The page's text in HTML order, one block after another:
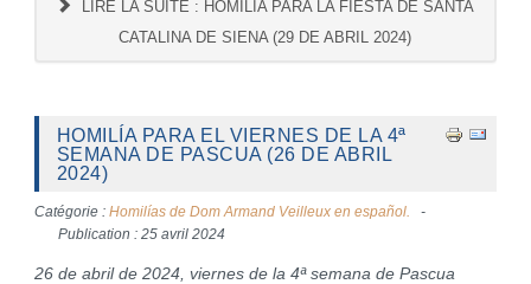
LIRE LA SUITE : HOMILÍA PARA LA FIESTA DE SANTA
CATALINA DE SIENA (29 DE ABRIL 2024)
HOMILÍA PARA EL VIERNES DE LA 4ª
SEMANA DE PASCUA (26 DE ABRIL
2024)
Catégorie : Homilías de Dom Armand Veilleux en español.
Publication : 25 avril 2024
26 de abril de 2024, viernes de la 4ª semana de Pascua